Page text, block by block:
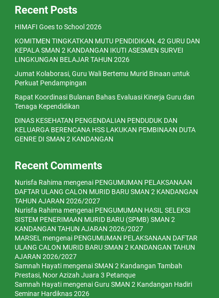
Recent Posts
HIMAFI Goes to School 2026
KOMITMEN TINGKATKAN MUTU PENDIDIKAN, 42 GURU DAN
KEPALA SMAN 2 KANDANGAN IKUTI ASESMEN SURVEI
LINGKUNGAN BELAJAR TAHUN 2026
Jumat Kolaborasi, Guru Wali Bertemu Murid Binaan untuk
Perkuat Pendampingan
Rapat Koordinasi Bulanan Bahas Evaluasi Kinerja Guru dan
Tenaga Kependidikan
DINAS KESEHATAN PENGENDALIAN PENDUDUK DAN
KELUARGA BERENCANA HSS LAKUKAN PEMBINAAN DUTA
GENRE DI SMAN 2 KANDANGAN
Recent Comments
Nurisfa Rahima mengenai PENGUMUMAN PELAKSANAAN
DAFTAR ULANG CALON MURID BARU SMAN 2 KANDANGAN
TAHUN AJARAN 2026/2027
Nurisfa Rahima mengenai PENGUMUMAN HASIL SELEKSI
SISTEM PENERIMAAN MURID BARU (SPMB) SMAN 2
KANDANGAN TAHUN AJARAN 2026/2027
MARSEL mengenai PENGUMUMAN PELAKSANAAN DAFTAR
ULANG CALON MURID BARU SMAN 2 KANDANGAN TAHUN
AJARAN 2026/2027
Samnah Hayati mengenaiSMAN 2 Kandangan Tambah
Prestasi, Noor Azizah Juara 3 Petanque
Samnah Hayati mengenaiGuru SMAN 2 Kandangan Hadiri
Seminar Hardiknas 2026